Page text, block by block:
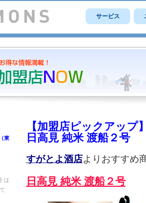
サービス
東
は
【加盟店ピックアップ
日高見 純米 渡船２号
すがとよ酒店よりおすすめ
日高見 純米 渡船２号